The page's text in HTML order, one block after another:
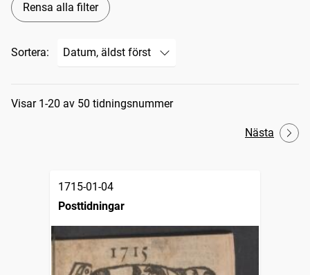
Rensa alla filter
Sortera:
Sökresultat
Visar 1-20 av 50 tidningsnummer
Nästa
1715-01-04
Posttidningar